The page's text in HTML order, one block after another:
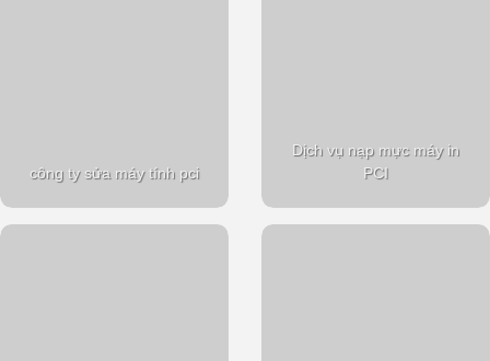
công ty sửa máy tính pci
Dịch vụ nạp mực máy in
PCI